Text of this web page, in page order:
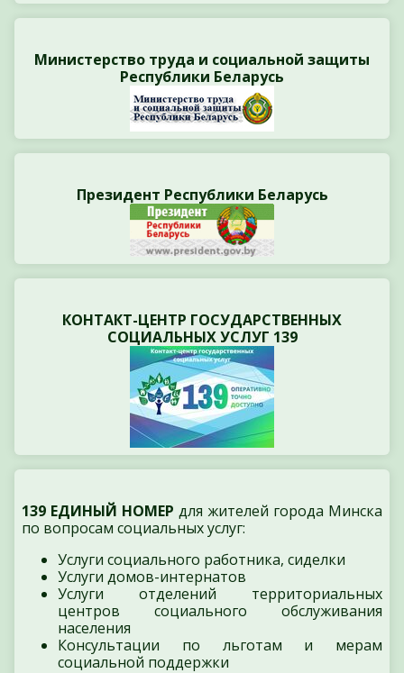
Министерство труда и социальной защиты
Республики Беларусь
Президент Республики Беларусь
КОНТАКТ-ЦЕНТР ГОСУДАРСТВЕННЫХ
СОЦИАЛЬНЫХ УСЛУГ 139
139 ЕДИНЫЙ НОМЕР для жителей города Минска
по вопросам социальных услуг:
Услуги социального работника, сиделки
Услуги домов-интернатов
Услуги отделений территориальных
центров социального обслуживания
населения
Консультации по льготам и мерам
социальной поддержки